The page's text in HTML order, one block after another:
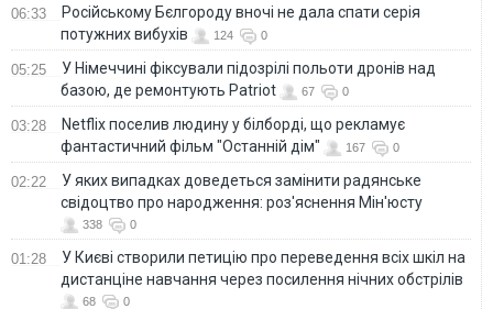
06:33
Російському Бєлгороду вночі не дала спати серія
потужних вибухів
124 0
05:25
У Німеччині фіксували підозрілі польоти дронів над
базою, де ремонтують Patriot
67 0
03:28
Netflix поселив людину у білборді, що рекламує
фантастичний фільм "Останній дім"
167 0
02:22
У яких випадках доведеться замінити радянське
свідоцтво про народження: роз'яснення Мін'юсту
338 0
01:28
У Києві створили петицію про переведення всіх шкіл на
дистанціне навчання через посилення нічних обстрілів
68 0